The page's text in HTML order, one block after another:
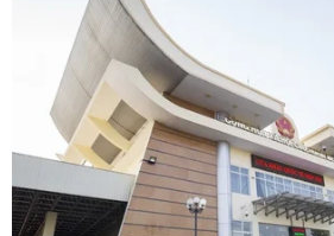
07/08/2026 11:51
Đồng Nai cần chuyển dịch thu hút
đầu tư sang tổ chức chuỗi giá trị
07/08/2026 11:18